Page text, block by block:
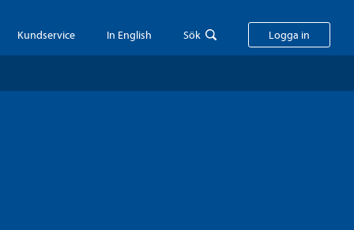
Kundservice In English Sök Logga in